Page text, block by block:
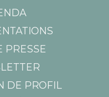
PRESSE
DE PROFIL